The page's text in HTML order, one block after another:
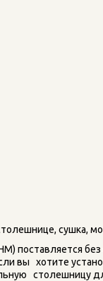
сушка,
поставляется
вы   хотите
столешницу